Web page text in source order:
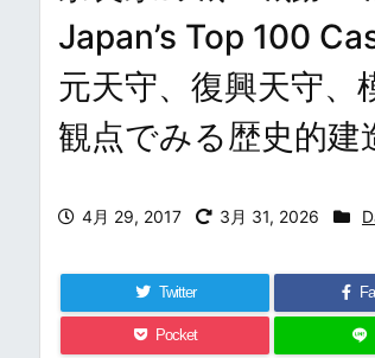
Japan’s Top 100
元天守、復興天守、
観点でみる歴史的建
4月 29, 2017 3月 31, 2026
Twitter
Pocket